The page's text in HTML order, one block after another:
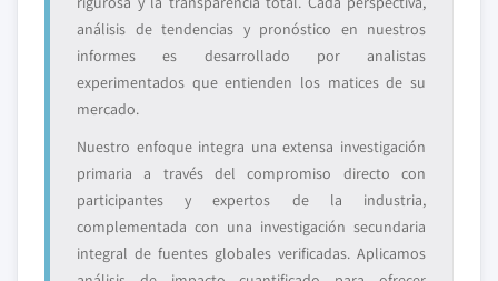
análisis de tendencias y pronóstico en nuestros
informes es desarrollado por analistas
experimentados que entienden los matices de su
mercado.
Nuestro enfoque integra una extensa investigación
primaria a través del compromiso directo con
participantes y expertos de la industria,
complementada con una investigación secundaria
integral de fuentes globales verificadas. Aplicamos